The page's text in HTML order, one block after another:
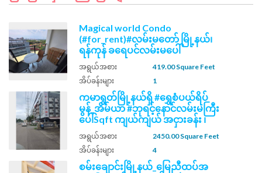
Magical world Condo
(#for_rent)#လမ်းမတော် မြို့နယ်၊
ရန်ကုန် ခရေပင်လမ်းမပေါ်
အရွယ်အစား
419.00 Square Feet
အိပ်ခန်းများ
1
ကမာရွတ်မြို့နယ်ရှိ #ရွှေစံပယ်ရိပ်
မွန်_အိမ်ယာ #ဘုရင့်နောင်လမ်းမကြီး
ပေါ်Sqft ကျယ်ကျယ် အငှားခန်း ၊
အရွယ်အစား
2450.00 Square Feet
အိပ်ခန်းများ
4
စမ်းချောင်းမြို့နယ်_မြေညီထပ်အ